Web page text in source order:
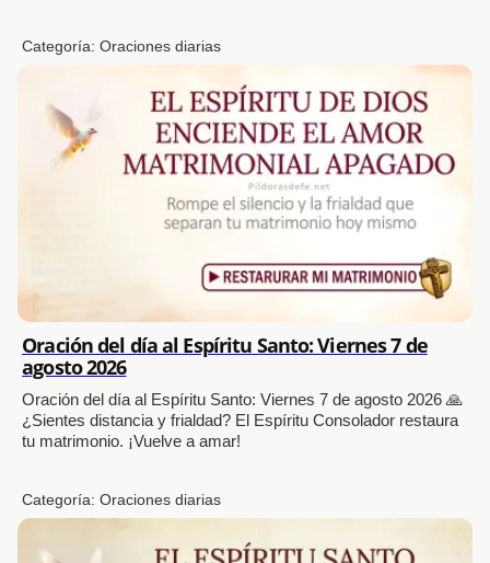
Categoría:Oraciones diarias
Oración del día al Espíritu Santo: Viernes 7 de
agosto 2026
Oración del día al Espíritu Santo: Viernes 7 de agosto 2026 🙏
¿Sientes distancia y frialdad? El Espíritu Consolador restaura
tu matrimonio. ¡Vuelve a amar!
Categoría:Oraciones diarias